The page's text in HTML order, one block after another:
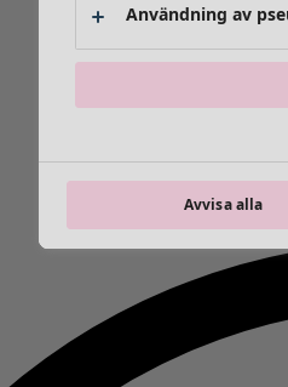
Användning av
Avvisa alla